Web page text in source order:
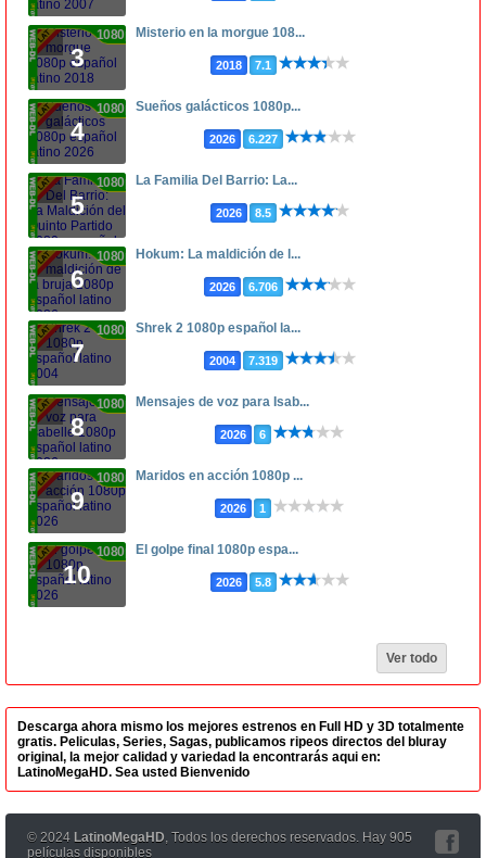
3
1080p Misterio en la morgue 108...
2018 7.1
4
1080p Sueños galácticos 1080p...
2026 6.227
5
1080p La Familia Del Barrio: La...
2026 8.5
6
1080p Hokum: La maldición de l...
2026 6.706
7
1080p Shrek 2 1080p español la...
2004 7.319
8
1080p Mensajes de voz para Isab...
2026 6
9
1080p Maridos en acción 1080p ...
2026 1
10
1080p El golpe final 1080p espa...
2026 5.8
Ver todo
Descarga ahora mismo los mejores estrenos en Full HD y 3D totalmente
gratis. Peliculas, Series, Sagas, publicamos ripeos directos del bluray
original, la mejor calidad y variedad la encontrarás aqui en:
LatinoMegaHD. Sea usted Bienvenido
© 2024 LatinoMegaHD, Todos los derechos reservados. Hay 905
películas disponibles